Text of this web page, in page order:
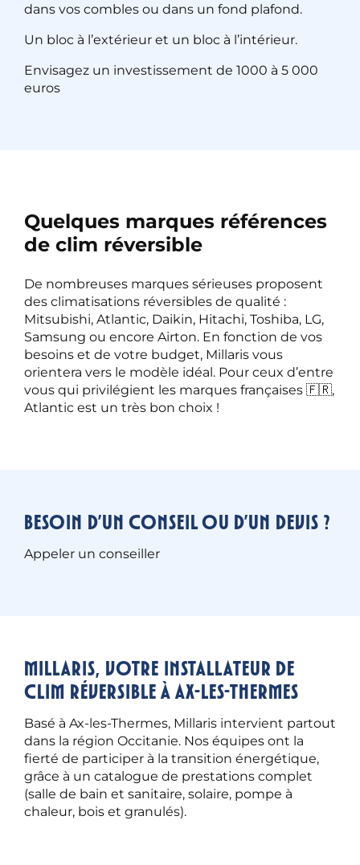
dans vos combles ou dans un fond plafond.
Un bloc à l’extérieur et un bloc à l’intérieur.
Envisagez un investissement de 1000 à 5 000
euros
Quelques marques références
de clim réversible
De nombreuses marques sérieuses proposent
des climatisations réversibles de qualité :
Mitsubishi, Atlantic, Daikin, Hitachi, Toshiba, LG,
Samsung ou encore Airton. En fonction de vos
besoins et de votre budget, Millaris vous
orientera vers le modèle idéal. Pour ceux d’entre
vous qui privilégient les marques françaises 🇫🇷,
Atlantic est un très bon choix !
Besoin d’un conseil ou d’un devis ?
Appeler un conseiller
Millaris, votre installateur de
clim réversible à Ax-les-Thermes
Basé à Ax-les-Thermes, Millaris intervient partout
dans la région Occitanie. Nos équipes ont la
fierté de participer à la transition énergétique,
grâce à un catalogue de prestations complet
(salle de bain et sanitaire, solaire, pompe à
chaleur, bois et granulés).